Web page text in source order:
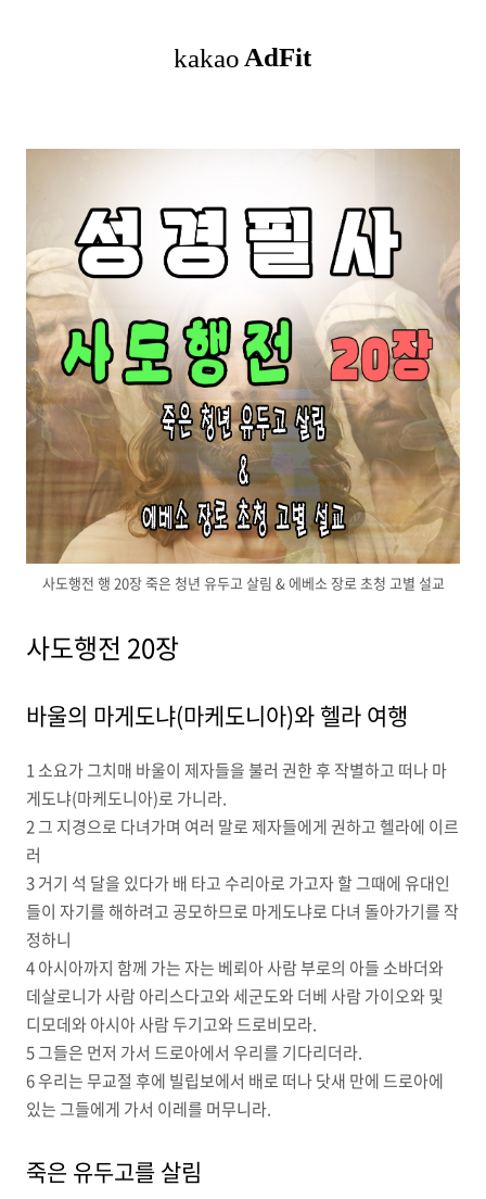
사도행전 행 20장 죽은 청년 유두고 살림 & 에베소 장로 초청 고별 설교
사도행전 20장
바울의 마게도냐(마케도니아)와 헬라 여행
1 소요가 그치매 바울이 제자들을 불러 권한 후 작별하고 떠나 마
게도냐(마케도니아)로 가니라.
2 그 지경으로 다녀가며 여러 말로 제자들에게 권하고 헬라에 이르
러
3 거기 석 달을 있다가 배 타고 수리아로 가고자 할 그때에 유대인
들이 자기를 해하려고 공모하므로 마게도냐로 다녀 돌아가기를 작
정하니
4 아시아까지 함께 가는 자는 베뢰아 사람 부로의 아들 소바더와
데살로니가 사람 아리스다고와 세군도와 더베 사람 가이오와 및
디모데와 아시아 사람 두기고와 드로비모라.
5 그들은 먼저 가서 드로아에서 우리를 기다리더라.
6 우리는 무교절 후에 빌립보에서 배로 떠나 닷새 만에 드로아에
있는 그들에게 가서 이레를 머무니라.
죽은 유두고를 살림